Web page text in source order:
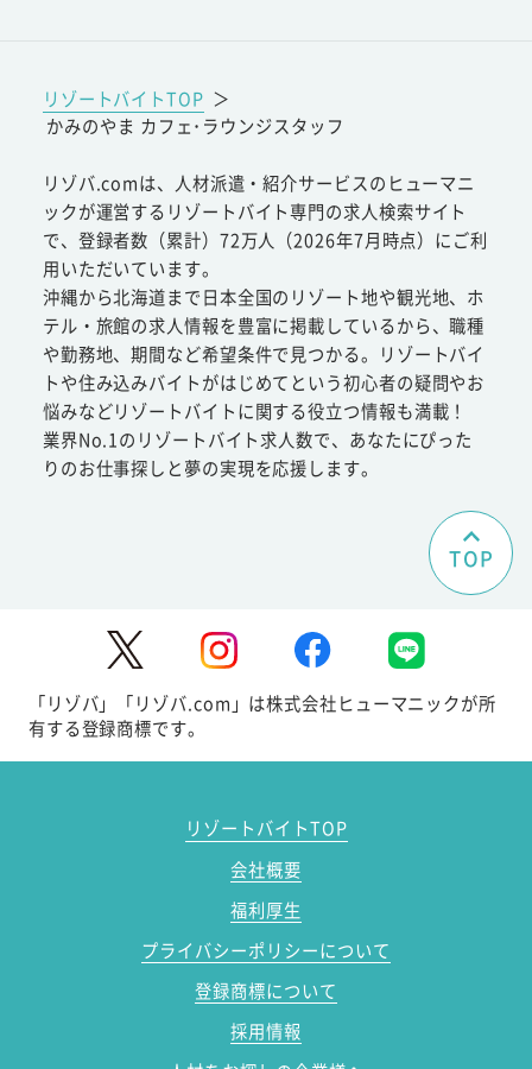
リゾートバイトTOP ＞
かみのやま カフェ･ラウンジスタッフ
リゾバ.comは、人材派遣・紹介サービスのヒューマニ
ックが運営するリゾートバイト専門の求人検索サイト
で、登録者数（累計）72万人（2026年7月時点）にご利
用いただいています。
沖縄から北海道まで日本全国のリゾート地や観光地、ホ
テル・旅館の求人情報を豊富に掲載しているから、職種
や勤務地、期間など希望条件で見つかる。リゾートバイ
トや住み込みバイトがはじめてという初心者の疑問やお
悩みなどリゾートバイトに関する役立つ情報も満載！
業界No.1のリゾートバイト求人数で、あなたにぴった
りのお仕事探しと夢の実現を応援します。
TOP
「リゾバ」「リゾバ.com」は株式会社ヒューマニックが所
有する登録商標です。
リゾートバイトTOP
会社概要
福利厚生
プライバシーポリシーについて
登録商標について
採用情報